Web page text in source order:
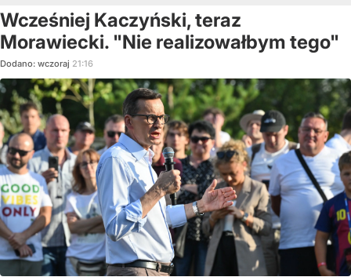
Wcześniej Kaczyński, teraz
Morawiecki. "Nie realizowałbym tego"
Dodano: wczoraj 21:16